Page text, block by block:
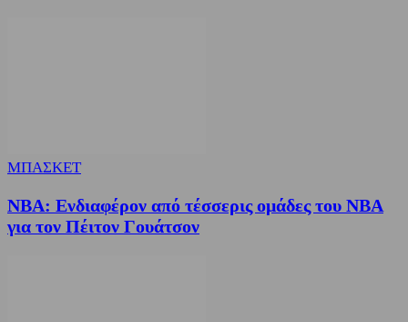
ΜΠΑΣΚΕΤ
NBA: Ενδιαφέρον από τέσσερις ομάδες του NBA
για τον Πέιτον Γουάτσον